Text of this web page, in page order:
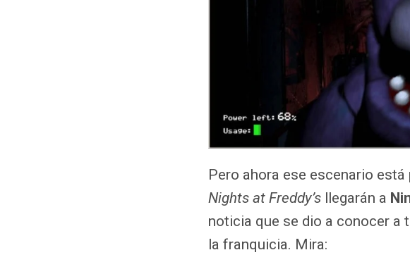
Pero ahora ese escenario
Nights at Freddy’s llegarán a
noticia que se dio a conocer a
la franquicia. Mira: